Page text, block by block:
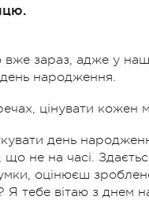
зараз, адже у
народження.
цінувати кожен
день
що не на часі.
оцінюєш
Я тебе вітаю з